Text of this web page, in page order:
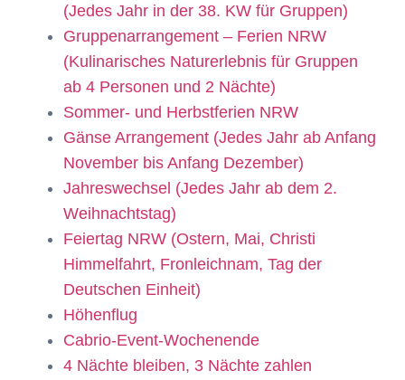
(Jedes Jahr in der 38. KW für Gruppen)
Gruppenarrangement – Ferien NRW
(Kulinarisches Naturerlebnis für Gruppen
ab 4 Personen und 2 Nächte)
Sommer- und Herbstferien NRW
Gänse Arrangement (Jedes Jahr ab Anfang
November bis Anfang Dezember)
Jahreswechsel (Jedes Jahr ab dem 2.
Weihnachtstag)
Feiertag NRW (Ostern, Mai, Christi
Himmelfahrt, Fronleichnam, Tag der
Deutschen Einheit)
Höhenflug
Cabrio-Event-Wochenende
4 Nächte bleiben, 3 Nächte zahlen